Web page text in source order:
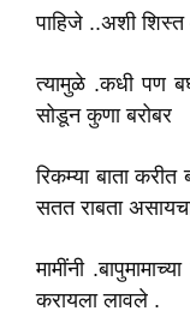
पाहिजे ..अशी
त्यामुळे .कधी पण
सोडून कुणा बरोबर
रिकम्या बाता
सतत राबता
मामींनी
करायला लावले .